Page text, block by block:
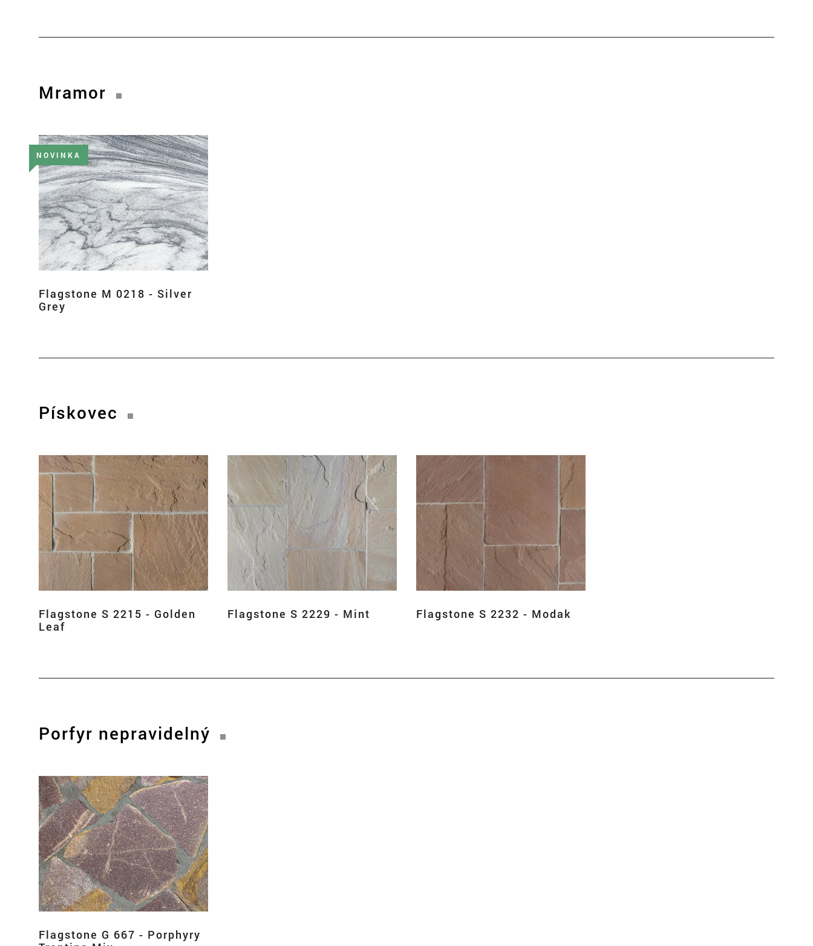
Mramor
NOVINKA
Flagstone M 0218 - Silver
Grey
Pískovec
Flagstone S 2215 - Golden
Leaf
Flagstone S 2229 - Mint Flagstone S 2232 - Modak
Porfyr nepravidelný
Flagstone G 667 - Porphyry